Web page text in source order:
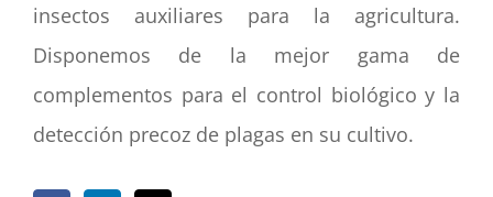
insectos auxiliares para la agricultura.
Disponemos de la mejor gama de
complementos para el control biológico y la
detección precoz de plagas en su cultivo.